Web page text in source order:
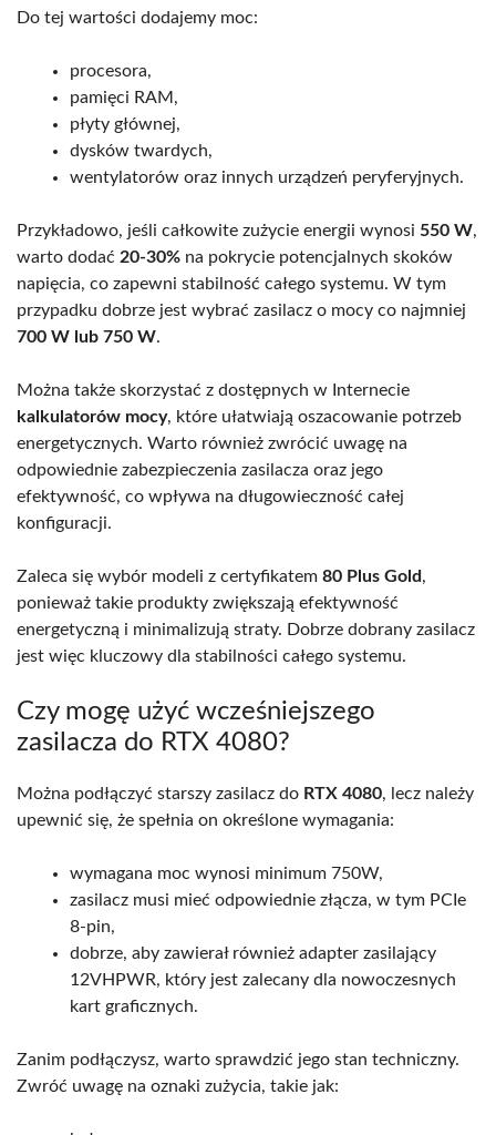
Do tej wartości dodajemy moc:
procesora,
pamięci RAM,
płyty głównej,
dysków twardych,
wentylatorów oraz innych urządzeń peryferyjnych.
Przykładowo, jeśli całkowite zużycie energii wynosi 550 W,
warto dodać 20-30% na pokrycie potencjalnych skoków
napięcia, co zapewni stabilność całego systemu. W tym
przypadku dobrze jest wybrać zasilacz o mocy co najmniej
700 W lub 750 W.
Można także skorzystać z dostępnych w Internecie
kalkulatorów mocy, które ułatwiają oszacowanie potrzeb
energetycznych. Warto również zwrócić uwagę na
odpowiednie zabezpieczenia zasilacza oraz jego
efektywność, co wpływa na długowieczność całej
konfiguracji.
Zaleca się wybór modeli z certyfikatem 80 Plus Gold,
ponieważ takie produkty zwiększają efektywność
energetyczną i minimalizują straty. Dobrze dobrany zasilacz
jest więc kluczowy dla stabilności całego systemu.
Czy mogę użyć wcześniejszego
zasilacza do RTX 4080?
Można podłączyć starszy zasilacz do RTX 4080, lecz należy
upewnić się, że spełnia on określone wymagania:
wymagana moc wynosi minimum 750W,
zasilacz musi mieć odpowiednie złącza, w tym PCIe
8-pin,
dobrze, aby zawierał również adapter zasilający
12VHPWR, który jest zalecany dla nowoczesnych
kart graficznych.
Zanim podłączysz, warto sprawdzić jego stan techniczny.
Zwróć uwagę na oznaki zużycia, takie jak: